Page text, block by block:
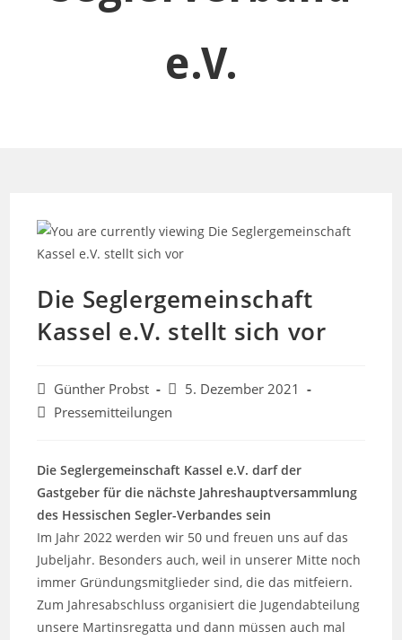
e.V.
Die Seglergemeinschaft
Kassel e.V. stellt sich vor
Beitrags-
Autor:
Günther Probst
Beitrag
veröffentlicht:
5. Dezember 2021
Beitrags-
Pressemitteilungen
Die Seglergemeinschaft Kassel e.V. darf der
Gastgeber für die nächste Jahreshauptversammlung
des Hessischen Segler-Verbandes sein
Im Jahr 2022 werden wir 50 und freuen uns auf das
Jubeljahr. Besonders auch, weil in unserer Mitte noch
immer Gründungsmitglieder sind, die das mitfeiern.
Zum Jahresabschluss organisiert die Jugendabteilung
unsere Martinsregatta und dann müssen auch mal